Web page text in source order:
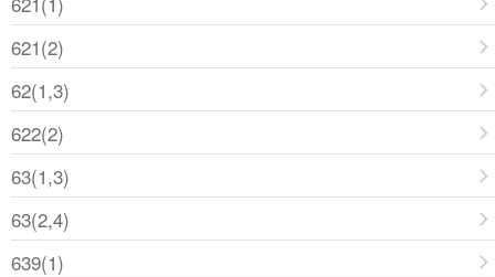
621(2)
62(1,3)
622(2)
63(1,3)
63(2,4)
639(1)